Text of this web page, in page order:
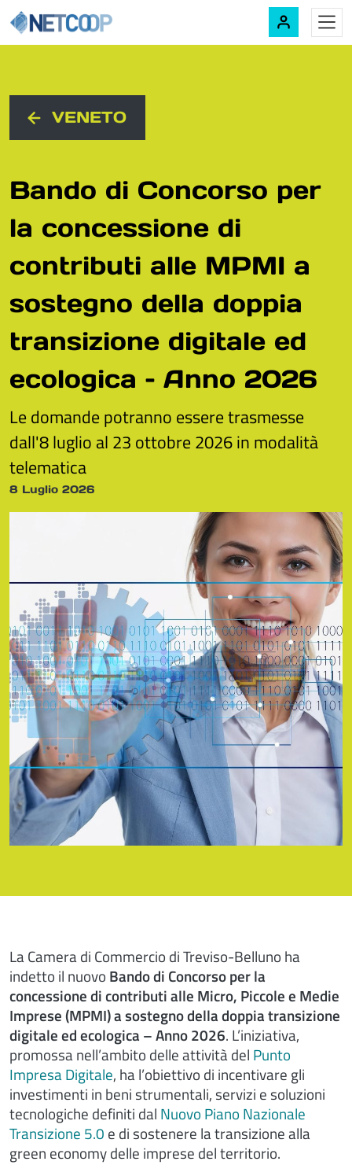
Navigazione principale
VENETO
Bando di Concorso per
la concessione di
contributi alle MPMI a
sostegno della doppia
transizione digitale ed
ecologica – Anno 2026
Le domande potranno essere trasmesse
dall'8 luglio al 23 ottobre 2026 in modalità
telematica
8 Luglio 2026
La Camera di Commercio di Treviso-Belluno ha
indetto il nuovo Bando di Concorso per la
concessione di contributi alle Micro, Piccole e Medie
Imprese (MPMI) a sostegno della doppia transizione
digitale ed ecologica – Anno 2026. L’iniziativa,
promossa nell’ambito delle attività del Punto
Impresa Digitale, ha l’obiettivo di incentivare gli
investimenti in beni strumentali, servizi e soluzioni
tecnologiche definiti dal Nuovo Piano Nazionale
Transizione 5.0 e di sostenere la transizione alla
green economy delle imprese del territorio.